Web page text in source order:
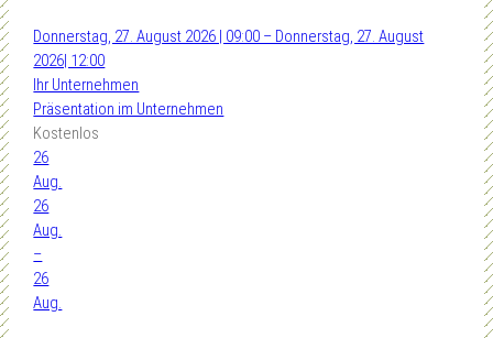
Donnerstag, 27. August 2026 | 09:00 – Donnerstag, 27. August
2026| 12:00
Ihr Unternehmen
Präsentation im Unternehmen
Kostenlos
26
Aug.
26
Aug.
–
26
Aug.